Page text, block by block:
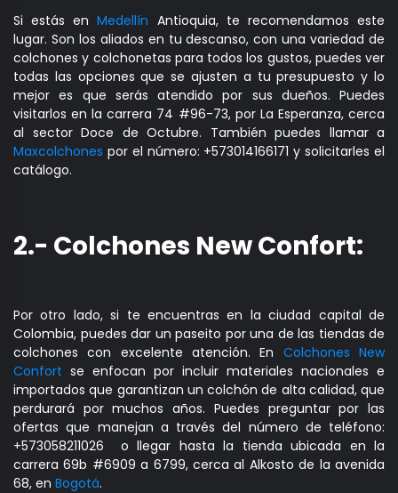
Si estás enMedellín Antioquia, te recomendamos este
lugar. Son los aliados en tu descanso, con una variedad de
colchones y colchonetas para todos los gustos, puedes ver
todas las opciones que se ajusten a tu presupuesto y lo
mejor es que serás atendido por sus dueños. Puedes
visitarlos en la carrera 74 #96-73, por La Esperanza, cerca
al sector Doce de Octubre. También puedes llamar a
Maxcolchones por el número: +573014166171 y solicitarles el
catálogo.
2.- Colchones New Confort:
Por otro lado, si te encuentras en la ciudad capital de
Colombia, puedes dar un paseito por una de las tiendas de
colchones con excelente atención. En Colchones New
Confort se enfocan por incluir materiales nacionales e
importados que garantizan un colchón de alta calidad, que
perdurará por muchos años. Puedes preguntar por las
ofertas que manejan a través del número de teléfono:
+573058211026 o llegar hasta la tienda ubicada en la
carrera 69b #6909 a 6799, cerca al Alkosto de la avenida
68, en Bogotá.